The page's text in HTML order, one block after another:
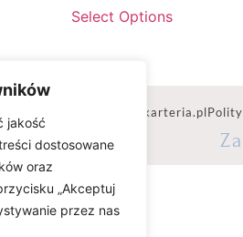
jakość
dostosowane
oraz
„Akceptuj
przez nas
Select Options
zastrzeżone © www.karteria.pl